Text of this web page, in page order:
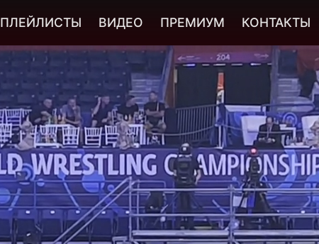
ПЛЕЙЛИСТЫ ВИДЕО ПРЕМИУМ КОНТАКТЫ